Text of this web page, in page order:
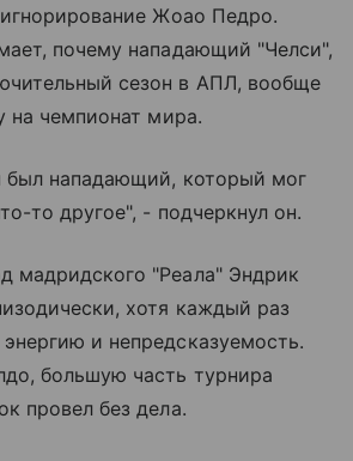
Жоао Педро.
почему нападающий "Челси",
сезон в АПЛ, вообще
на чемпионат мира.
был нападающий, который мог
то другое", - подчеркнул он.
мадридского "Реала" Эндрик
хотя каждый раз
и непредсказуемость.
большую часть турнира
провел без дела.